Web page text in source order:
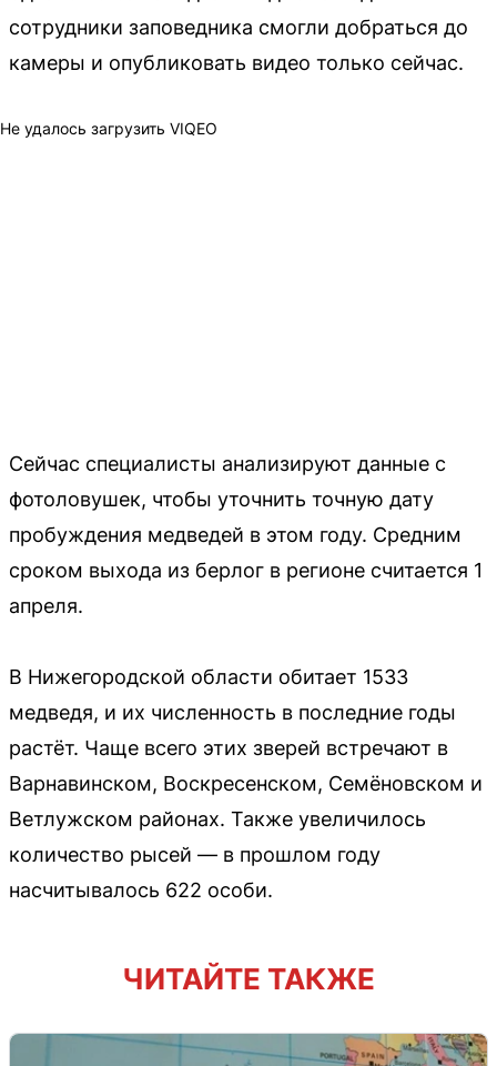
сотрудники заповедника смогли добраться до
камеры и опубликовать видео только сейчас.
Не удалось загрузить VIQEO
Сейчас специалисты анализируют данные с
фотоловушек, чтобы уточнить точную дату
пробуждения медведей в этом году. Средним
сроком выхода из берлог в регионе считается 1
апреля.
В Нижегородской области обитает 1533
медведя, и их численность в последние годы
растёт. Чаще всего этих зверей встречают в
Варнавинском, Воскресенском, Семёновском и
Ветлужском районах. Также увеличилось
количество рысей — в прошлом году
насчитывалось 622 особи.
ЧИТАЙТЕ ТАКЖЕ